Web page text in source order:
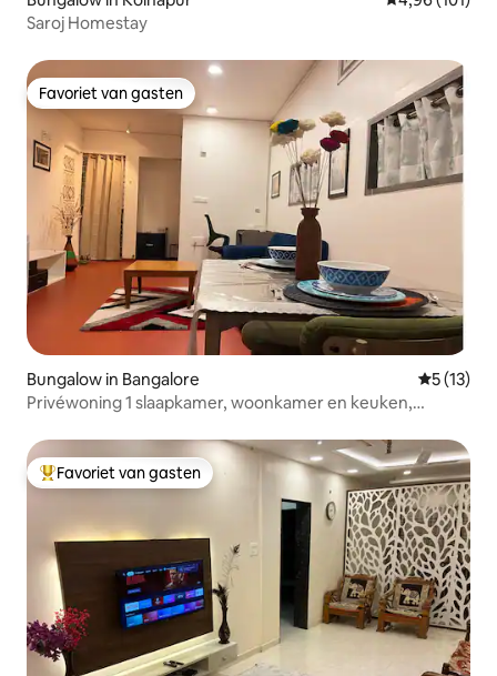
Saroj Homestay
Favoriet van gasten
Favoriet van gasten
Bungalow in Bangalore
5 (13)
Privéwoning 1 slaapkamer, woonkamer en keuken,
Topfavoriet van gasten
Favoriet van gasten